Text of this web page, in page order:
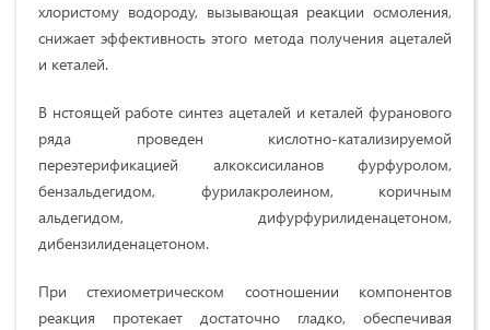
хлористому водороду, вызывающая реакции осмоления,
снижает эффективность этого метода получения ацеталей
и кеталей.
В нстоящей работе синтез ацеталей и кеталей фуранового
ряда проведен кислотно-катализируемой
переэтерификацией алкоксисиланов фурфуролом,
бензальдегидом, фурилакролеином, коричным
альдегидом, дифурфурилиденацетоном,
дибензилиденацетоном.
При стехиометрическом соотношении компонентов
реакция протекает достаточно гладко, обеспечивая